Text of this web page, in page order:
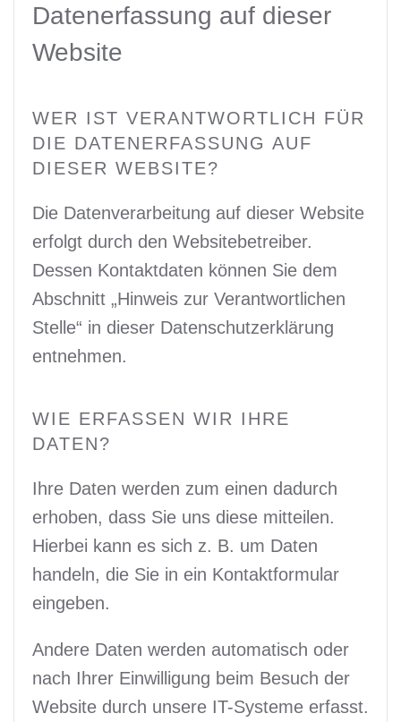
Datenerfassung auf dieser
Website
WER IST VERANTWORTLICH FÜR
DIE DATENERFASSUNG AUF
DIESER WEBSITE?
Die Datenverarbeitung auf dieser Website
erfolgt durch den Websitebetreiber.
Dessen Kontaktdaten können Sie dem
Abschnitt „Hinweis zur Verantwortlichen
Stelle“ in dieser Datenschutzerklärung
entnehmen.
WIE ERFASSEN WIR IHRE
DATEN?
Ihre Daten werden zum einen dadurch
erhoben, dass Sie uns diese mitteilen.
Hierbei kann es sich z. B. um Daten
handeln, die Sie in ein Kontaktformular
eingeben.
Andere Daten werden automatisch oder
nach Ihrer Einwilligung beim Besuch der
Website durch unsere IT-Systeme erfasst.